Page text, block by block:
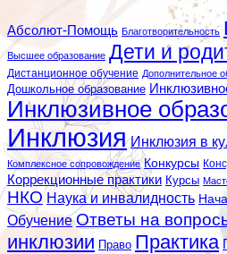
Абсолют-Помощь Благотворительность
Высшее образование Дети и
Дистанционное обучение Дополнительное
Дошкольное образование
Инклюзивное
Инклюзия Инклюзия в
Комплексное сопровождение Конкурсы
Коррекционные практики Курсы
НКО Наука и инвалидность
Обучение Ответы на
инклюзии Право Практика